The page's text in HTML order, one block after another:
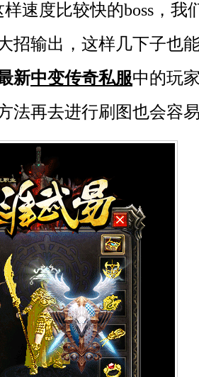
速度比较快的boss，我
招输出，这样几下子也
新中变传奇私服中的玩
法再去进行刷图也会容